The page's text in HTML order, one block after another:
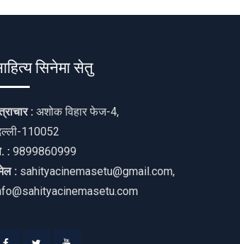
सिनेमा सेतु
: अशोक विहार फेज-4,
110052
: 9899860999
: sahityacinemasetu@gmail.com,